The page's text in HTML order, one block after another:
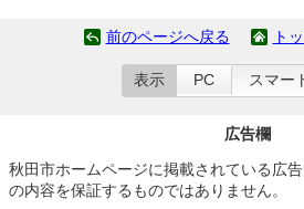
前のページへ戻る ト
表示 PC スマー
広告欄
秋田市ホームページに掲載されている広
の内容を保証するものではありません。